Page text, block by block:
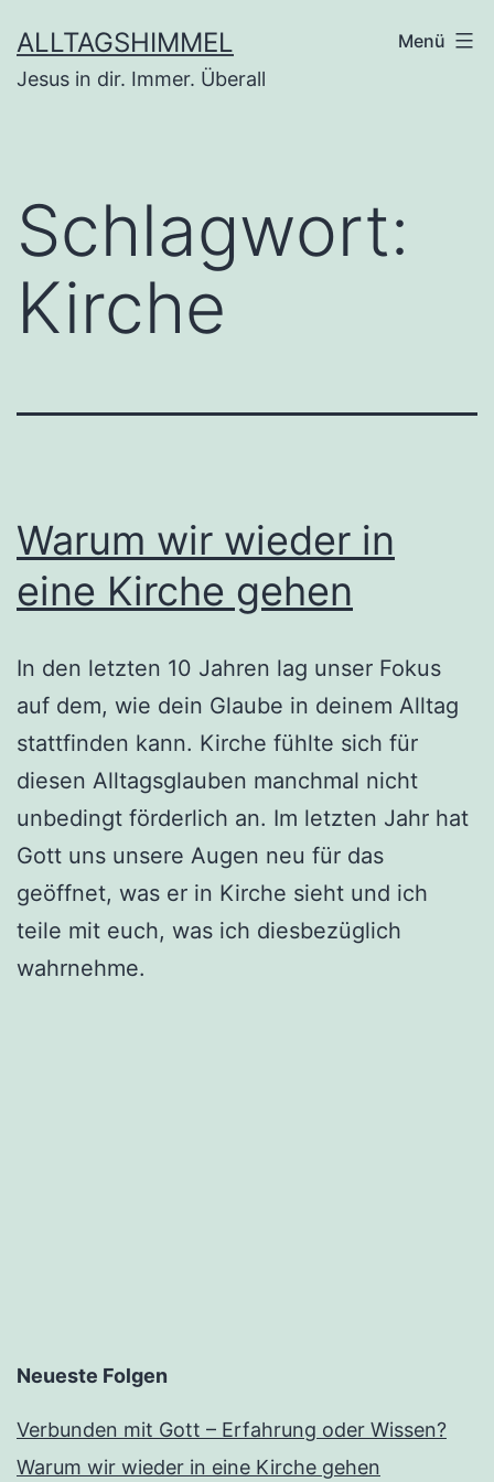
Inhalt
springen
ALLTAGSHIMMEL
Jesus in dir. Immer. Überall
Menü
Schlagwort:
Kirche
Warum wir wieder in
eine Kirche gehen
In den letzten 10 Jahren lag unser Fokus
auf dem, wie dein Glaube in deinem Alltag
stattfinden kann. Kirche fühlte sich für
diesen Alltagsglauben manchmal nicht
unbedingt förderlich an. Im letzten Jahr hat
Gott uns unsere Augen neu für das
geöffnet, was er in Kirche sieht und ich
teile mit euch, was ich diesbezüglich
wahrnehme.
Neueste Folgen
Verbunden mit Gott – Erfahrung oder Wissen?
Warum wir wieder in eine Kirche gehen